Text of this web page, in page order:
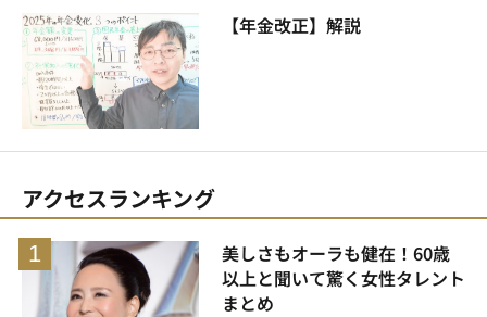
【年金改正】解説
アクセスランキング
美しさもオーラも健在！60歳
以上と聞いて驚く女性タレント
まとめ